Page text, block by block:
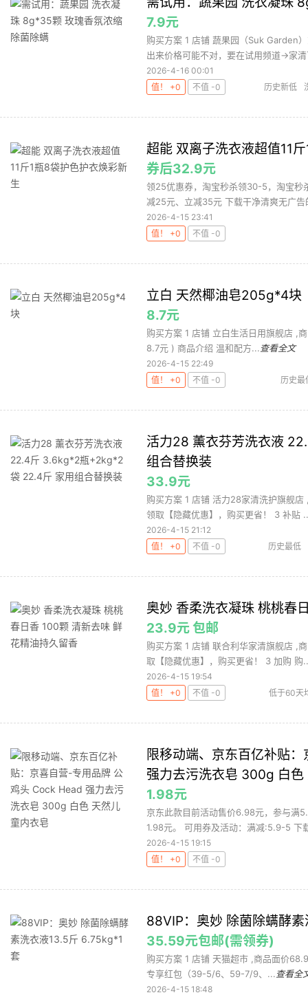
7.9元
购买方案 1 店铺 蔬果园（Suk Garden
出来价格可能不对，要在试用频道→家
2026-4-16 00:01
值！ +0
不值 -0 历史新低
超能 双离子洗衣液超值11
券后32.9元
领25优惠券，淘宝秒杀领30-5，淘宝
减25元、立减35元 下载干净清爽无广
2026-4-15 23:41
值！ +0
不值 -0
立白 天然椰油皂205g*4块
8.7元
购买方案 1 店铺 立白生活日用旗舰店 ,
8.7元 ) 商品介绍 温和配方... 查看全文
2026-4-15 22:49
值！ +0
不值 -0 历史最
活力28 薰衣芬芳洗衣液
组合替换装
33.9元
购买方案 1 店铺 活力28家清洗护旗舰
领取【隐藏优惠】，购买更省！ 3 补贴
2026-4-15 21:12
值！ +0
不值 -0 历史最低
奥妙 香柔洗衣凝珠 桃桃春
23.9元 包邮
购买方案 1 店铺 联合利华家清旗舰店 ,
取【隐藏优惠】，购买更省！ 3 加购 购
2026-4-15 19:54
值！ +0
不值 -0 低于60天
限移动端、京东百亿补贴
强力去污洗衣皂 300g 白色
1.98元
京东此款目前活动售价6.98元，参与满
1.98元。 可用券及活动：满减:5.9-5 下
2026-4-15 19:15
值！ +0
不值 -0
88VIP：奥妙 除菌除螨酵
35.59元包邮(需领券)
购买方案 1 店铺 天猫超市 ,商品面价
专享红包（39-5/6、59-7/9、... 查看全
2026-4-15 18:48